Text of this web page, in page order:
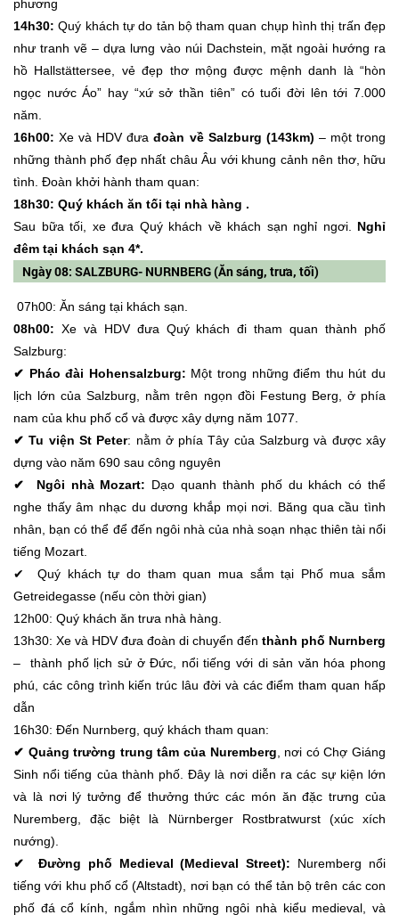
phương
14h30: Quý khách tự do tản bộ tham quan chụp hình thị trấn đẹp
như tranh vẽ – dựa lưng vào núi Dachstein, mặt ngoài hướng ra
hồ Hallstättersee, vẻ đẹp thơ mộng được mệnh danh là “hòn
ngọc nước Áo” hay “xứ sở thần tiên” có tuổi đời lên tới 7.000
năm.
16h00:Xe và HDV đưa đoàn về Salzburg (143km) – một trong
những thành phố đẹp nhất châu Âu với khung cảnh nên thơ, hữu
tình. Đoàn khởi hành tham quan:
18h30: Quý khách ăn tối tại nhà hàng .
Sau bữa tối, xe đưa Quý khách về khách sạn nghỉ ngơi. Nghỉ
đêm tại khách sạn 4*.
Ngày 08: SALZBURG- NURNBERG (Ăn sáng, trưa, tối)
07h00: Ăn sáng tại khách sạn.
08h00: Xe và HDV đưa Quý khách đi tham quan thành phố
Salzburg:
✔ Pháo đài Hohensalzburg: Một trong những điểm thu hút du
lịch lớn của Salzburg, nằm trên ngọn đồi Festung Berg, ở phía
nam của khu phố cổ và được xây dựng năm 1077.
✔ Tu viện St Peter: nằm ở phía Tây của Salzburg và được xây
dựng vào năm 690 sau công nguyên
✔ Ngôi nhà Mozart: Dạo quanh thành phố du khách có thể
nghe thấy âm nhạc du dương khắp mọi nơi. Băng qua cầu tình
nhân, bạn có thể để đến ngôi nhà của nhà soạn nhạc thiên tài nổi
tiếng Mozart.
✔ Quý khách tự do tham quan mua sắm tại Phố mua sắm
Getreidegasse (nếu còn thời gian)
12h00: Quý khách ăn trưa nhà hàng.
13h30: Xe và HDV đưa đoàn di chuyển đến thành phố Nurnberg
– thành phố lịch sử ở Đức, nổi tiếng với di sản văn hóa phong
phú, các công trình kiến trúc lâu đời và các điểm tham quan hấp
dẫn
16h30: Đến Nurnberg, quý khách tham quan:
✔ Quảng trường trung tâm của Nuremberg , nơi có Chợ Giáng
Sinh nổi tiếng của thành phố. Đây là nơi diễn ra các sự kiện lớn
và là nơi lý tưởng để thưởng thức các món ăn đặc trưng của
Nuremberg, đặc biệt là Nürnberger Rostbratwurst (xúc xích
nướng).
✔ Đường phố Medieval (Medieval Street): Nuremberg nổi
tiếng với khu phố cổ (Altstadt), nơi bạn có thể tản bộ trên các con
phố đá cổ kính, ngắm nhìn những ngôi nhà kiểu medieval, và